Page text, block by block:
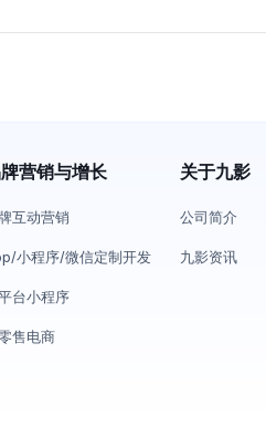
营销与增长
互动营销
小程序/微信定制开发
台小程序
售电商
关于九影
公司简介
九影资讯